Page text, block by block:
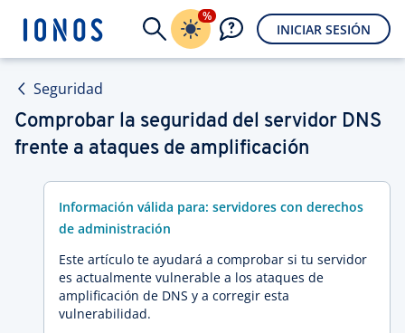
%
INICIAR SESIÓN
Seguridad
Comprobar la seguridad del servidor DNS
frente a ataques de amplificación
Información válida para: servidores con derechos
de administración
Este artículo te ayudará a comprobar si tu servidor
es actualmente vulnerable a los ataques de
amplificación de DNS y a corregir esta
vulnerabilidad.